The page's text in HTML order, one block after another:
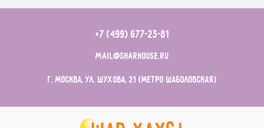
+7 (499) 677-23-81
mail@sharhouse.ru
г. Москва, ул. Шухова, 21 (метро Шаболовская)